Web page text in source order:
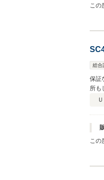
いう
この
総合
保証
所も
ざ
この